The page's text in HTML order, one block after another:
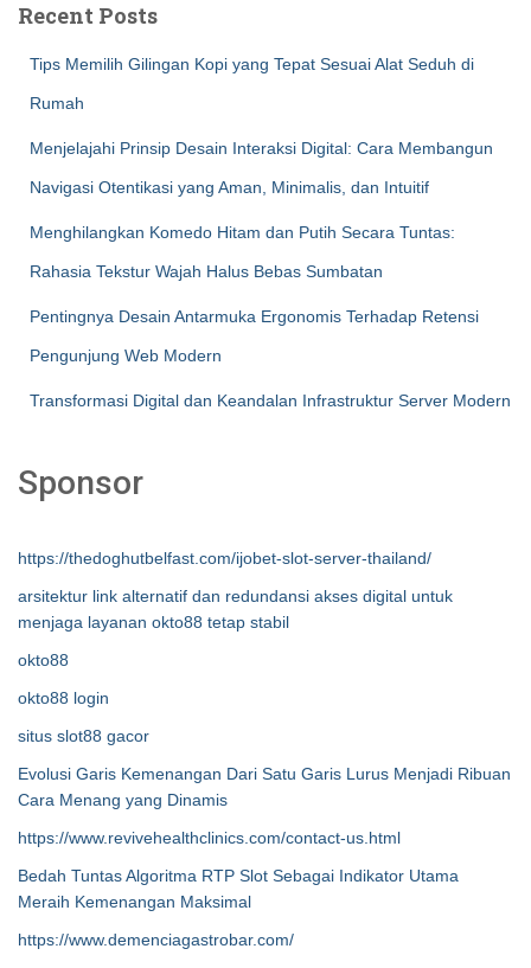
Recent Posts
Tips Memilih Gilingan Kopi yang Tepat Sesuai Alat Seduh di
Rumah
Menjelajahi Prinsip Desain Interaksi Digital: Cara Membangun
Navigasi Otentikasi yang Aman, Minimalis, dan Intuitif
Menghilangkan Komedo Hitam dan Putih Secara Tuntas:
Rahasia Tekstur Wajah Halus Bebas Sumbatan
Pentingnya Desain Antarmuka Ergonomis Terhadap Retensi
Pengunjung Web Modern
Transformasi Digital dan Keandalan Infrastruktur Server Modern
Sponsor
https://thedoghutbelfast.com/ijobet-slot-server-thailand/
arsitektur link alternatif dan redundansi akses digital untuk
menjaga layanan okto88 tetap stabil
okto88
okto88 login
situs slot88 gacor
Evolusi Garis Kemenangan Dari Satu Garis Lurus Menjadi Ribuan
Cara Menang yang Dinamis
https://www.revivehealthclinics.com/contact-us.html
Bedah Tuntas Algoritma RTP Slot Sebagai Indikator Utama
Meraih Kemenangan Maksimal
https://www.demenciagastrobar.com/